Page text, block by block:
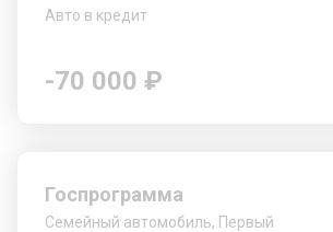
Авто в кредит
-70 000 ₽
Госпрограмма
Семейный автомобиль, Первый